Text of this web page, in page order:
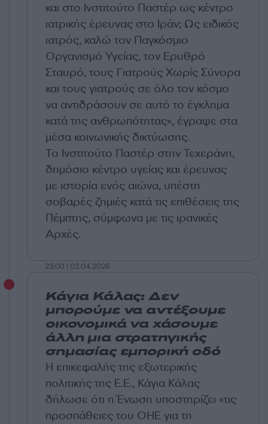
και στο Ινστιτούτο Παστέρ ως κέντρο
ιατρικής έρευνας στο Ιράν; Ως ειδικός
ιατρός, καλώ τον Παγκόσμιο
Οργανισμό Υγείας, τον Ερυθρό
Σταυρό, τους Γιατρούς Χωρίς Σύνορα
και τους γιατρούς σε όλο τον κόσμο
να αντιδράσουν σε αυτό το έγκλημα
κατά της ανθρωπότητας», έγραψε στα
μέσα κοινωνικής δικτύωσης.
Το Ινστιτούτο Παστέρ στην Τεχεράνη,
δημόσιο κέντρο υγείας και έρευνας
με ιστορία ενός αιώνα, υπέστη
σοβαρές ζημιές κατά τις επιθέσεις της
Πέμπτης, σύμφωνα με τις ιρανικές
Αρχές.
23:00 | 02.04.2026
Κάγια Κάλας: Δεν
μπορούμε να αντέξουμε
οικονομικά να χάσουμε
άλλη μια στρατηγικής
σημασίας εμπορική οδό
Η επικεφαλής της εξωτερικής
πολιτικής της Ε.Ε., Κάγια Κάλας
δήλωσε ότι η Ένωση υποστηρίζει «τις
προσπάθειες του ΟΗΕ για τη